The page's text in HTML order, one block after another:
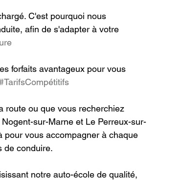
C'est pourquoi nous
afin de s'adapter à votre
forfaits avantageux pour vous
route ou que vous recherchiez
sur-Marne et Le Perreux-sur-
pour vous accompagner à chaque
de conduire.
notre auto-école de qualité,